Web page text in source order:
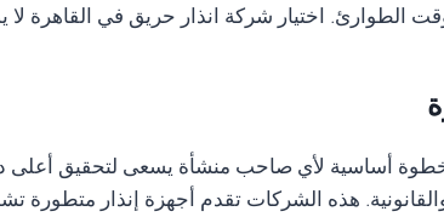
الطوارئ. اختيار شركة انذار حريق في القاهرة
أساسية لأي صاحب منشأة يسعى لتحقيق أعلى
هذه الشركات تقدم أجهزة إنذار